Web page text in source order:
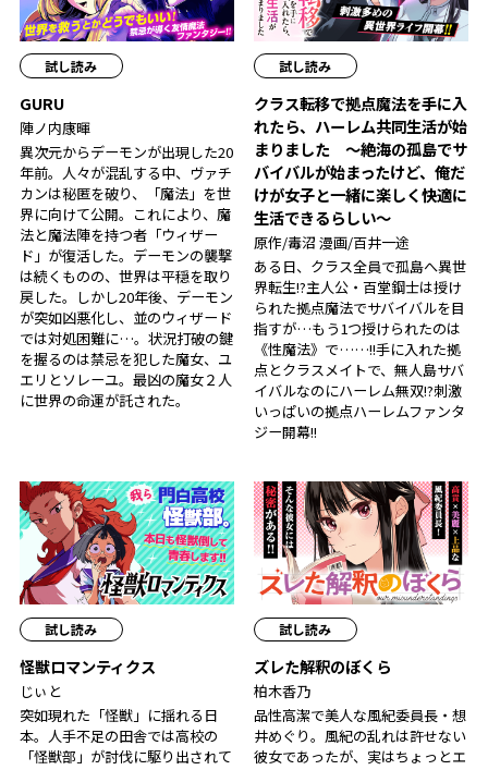
試し読み
GURU
陣ノ内康暉
異次元からデーモンが出現した20
年前。人々が混乱する中、ヴァチ
カンは秘匿を破り、「魔法」を世
界に向けて公開。これにより、魔
法と魔法陣を持つ者「ウィザー
ド」が復活した。デーモンの襲撃
は続くものの、世界は平穏を取り
戻した。しかし20年後、デーモン
が突如凶悪化し、並のウィザード
では対処困難に…。状況打破の鍵
を握るのは禁忌を犯した魔女、ユ
エリとソレーユ。最凶の魔女２人
に世界の命運が託された――。
試し読み
クラス転移で拠点魔法を手に入
れたら、ハーレム共同生活が始
まりました ～絶海の孤島でサ
バイバルが始まったけど、俺だ
けが女子と一緒に楽しく快適に
生活できるらしい～
原作/毒沼 漫画/百井一途
ある日、クラス全員で孤島へ異世
界転生!?主人公・百堂鋼士は授け
られた拠点魔法でサバイバルを目
指すが…もう1つ授けられたのは
《性魔法》で……!!手に入れた拠
点とクラスメイトで、無人島サバ
イバルなのにハーレム無双!?刺激
いっぱいの拠点ハーレムファンタ
ジー開幕!!
試し読み
怪獣ロマンティクス
じぃと
突如現れた「怪獣」に揺れる日
本。人手不足の田舎では高校の
「怪獣部」が討伐に駆り出されて
試し読み
ズレた解釈のぼくら
柏木香乃
品性高潔で美人な風紀委員長・想
井めぐり。風紀の乱れは許せない
彼女であったが、実はちょっとエ